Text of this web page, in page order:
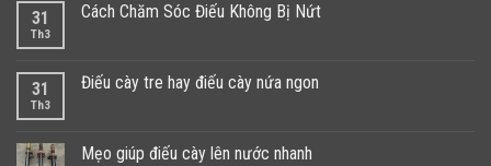
31
Th3
Cách Chăm Sóc Điếu Không Bị Nứt
31
Th3
Điếu cày tre hay điếu cày nứa ngon
Mẹo giúp điếu cày lên nước nhanh